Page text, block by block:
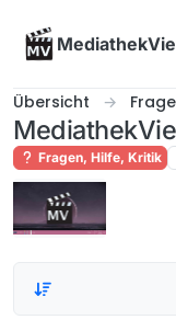
Übersicht
Fragen, Hilfe, Kritik